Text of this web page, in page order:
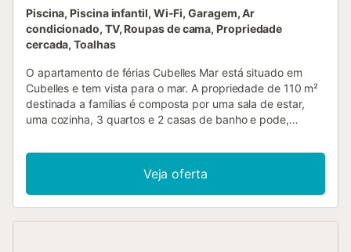
Piscina, Piscina infantil, Wi-Fi, Garagem, Ar
condicionado, TV, Roupas de cama, Propriedade
cercada, Toalhas
O apartamento de férias Cubelles Mar está situado em
Cubelles e tem vista para o mar. A propriedade de 110 m²
destinada a famílias é composta por uma sala de estar,
uma cozinha, 3 quartos e 2 casas de banho e pode,
adicionais incluem Wi-Fi , uma televisão, ar condicionado,
bem como uma máquina de lavar roupa. O aluguer de
férias dispõe de uma área exterior privada com um terraço
coberto e 3 varandas. Uma área exterior partilhada,
Veja oferta